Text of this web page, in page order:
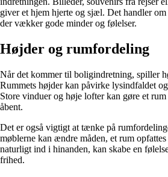
giver et hjem hjerte og sjæl. Det handler
der vækker gode minder og følelser.
Højder og rumfordeling
Når det kommer til boligindretning, spiller
Rummets højder kan påvirke lysindfaldet
Store vinduer og høje lofter kan gøre et
åbent.
Det er også vigtigt at tænke på
møblerne kan ændre måden, et rum
naturligt ind i hinanden, kan skabe en
frihed.